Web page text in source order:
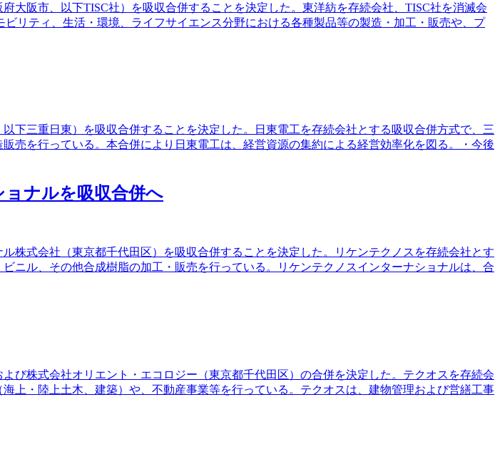
大阪市、以下TISC社）を吸収合併することを決定した。東洋紡を存続会社、TISC社を消滅会
リティ、生活・環境、ライフサイエンス分野における各種製品等の製造・加工・販売や、プ
下三重日東）を吸収合併することを決定した。日東電工を存続会社とする吸収合併方式で、三
売を行っている。本合併により日東電工は、経営資源の集約による経営効率化を図る。・今後
ナルを吸収合併へ
株式会社（東京都千代田区）を吸収合併することを決定した。リケンテクノスを存続会社とす
ニル、その他合成樹脂の加工・販売を行っている。リケンテクノスインターナショナルは、合
び株式会社オリエント・エコロジー（東京都千代田区）の合併を決定した。テクオスを存続会
上・陸上土木、建築）や、不動産事業等を行っている。テクオスは、建物管理および営繕工事